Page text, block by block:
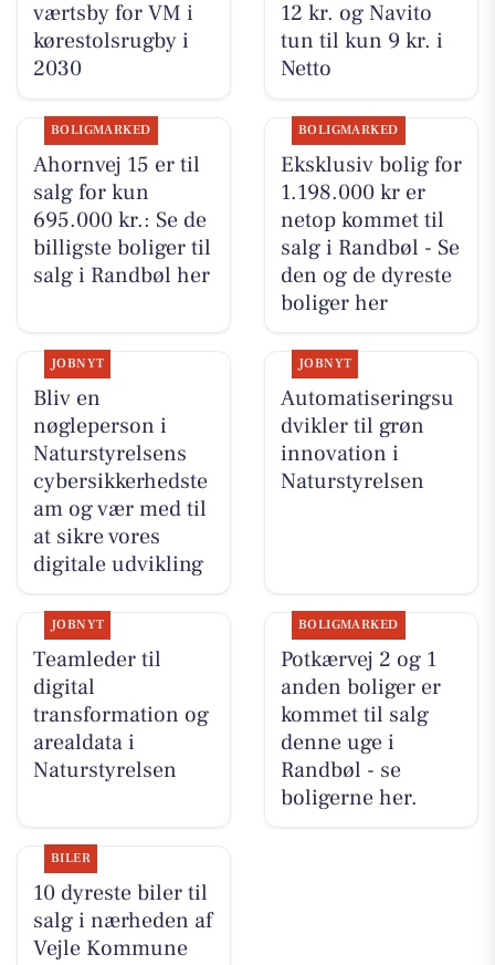
værtsby for VM i
kørestolsrugby i
2030
12 kr. og Navito
tun til kun 9 kr. i
Netto
BOLIGMARKED
Ahornvej 15 er til
salg for kun
695.000 kr.: Se de
billigste boliger til
salg i Randbøl her
BOLIGMARKED
Eksklusiv bolig for
1.198.000 kr er
netop kommet til
salg i Randbøl - Se
den og de dyreste
boliger her
JOBNYT
Bliv en
nøgleperson i
Naturstyrelsens
cybersikkerhedste
am og vær med til
at sikre vores
digitale udvikling
JOBNYT
Automatiseringsu
dvikler til grøn
innovation i
Naturstyrelsen
JOBNYT
Teamleder til
digital
transformation og
arealdata i
Naturstyrelsen
BOLIGMARKED
Potkærvej 2 og 1
anden boliger er
kommet til salg
denne uge i
Randbøl - se
boligerne her.
BILER
10 dyreste biler til
salg i nærheden af
Vejle Kommune